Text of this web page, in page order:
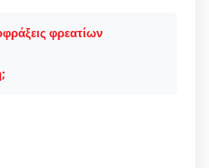
φρεατίων